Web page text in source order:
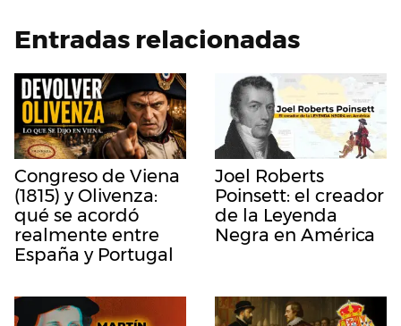
Entradas relacionadas
Congreso de Viena
(1815) y Olivenza:
qué se acordó
realmente entre
España y Portugal
Joel Roberts
Poinsett: el creador
de la Leyenda
Negra en América